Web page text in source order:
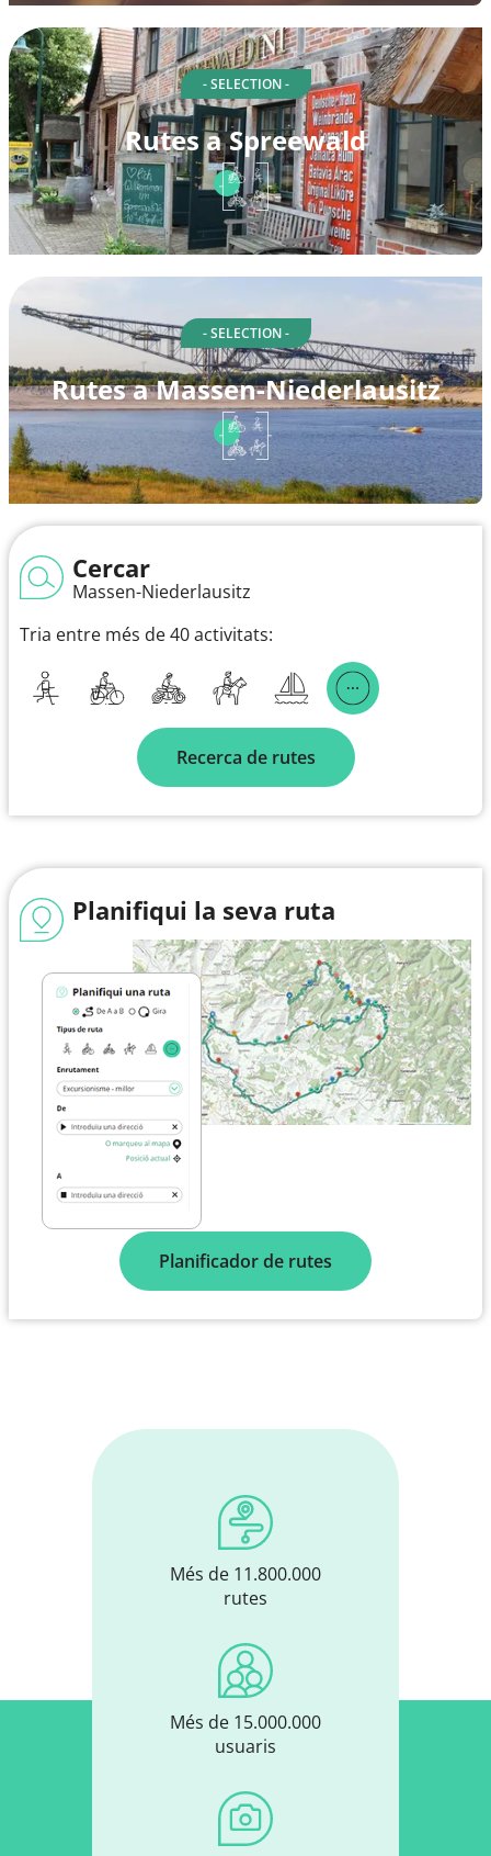
- SELECTION -
Rutes a Spreewald
- SELECTION -
Rutes a Massen-Niederlausitz
Cercar
Massen-Niederlausitz
Tria entre més de 40 activitats:
Recerca de rutes
Planifiqui la seva ruta
Planificador de rutes
Més de 11.800.000
rutes
Més de 15.000.000
usuaris